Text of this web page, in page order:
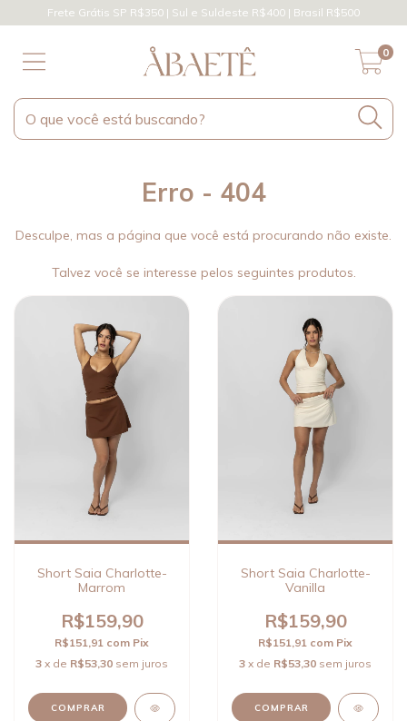
Frete Grátis SP R$350 | Sul e Suldeste R$400 | Brasil R$500
0
Erro - 404
Desculpe, mas a página que você está procurando não existe.
Talvez você se interesse pelos seguintes produtos.
Short Saia Charlotte-
Marrom
R$159,90
R$151,91 com Pix
3 x de R$53,30 sem juros
COMPRAR
Short Saia Charlotte-
Vanilla
R$159,90
R$151,91 com Pix
3 x de R$53,30 sem juros
COMPRAR